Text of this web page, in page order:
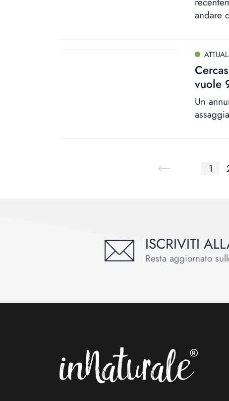
andare
vuole
Un
1
ISCRIVITI
Resta aggiornato